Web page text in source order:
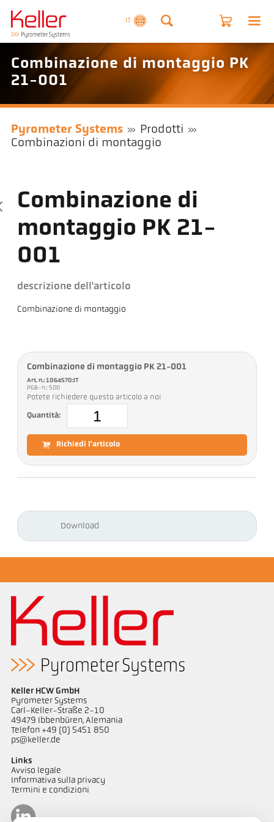
IT
Combinazione di montaggio PK
21-001
Pyrometer Systems
Prodotti
Combinazioni di montaggio
Combinazione di
montaggio PK 21-
001
descrizione dell'articolo
Combinazione di montaggio
Combinazione di montaggio PK 21-001
Art. n.: 1064570:IT
PGB-n.: 500
Potete richiedere questo articolo a noi
Quantità:
Richiedi l'articolo
Download
Keller HCW GmbH
Pyrometer Systems
Carl-Keller-Straße 2-10
49479 Ibbenbüren, Alemania
Telefon +49 (0) 5451 850
ps@keller.de
Links
Avviso legale
Informativa sulla privacy
Termini e condizioni